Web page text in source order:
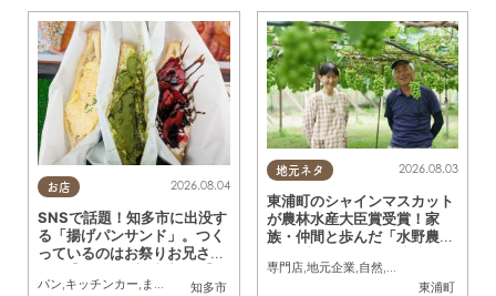
お店
知多市
2026.08.04
SNSで話題！知多市に出没す
る「揚げパンサンド」。つく
っているのはお祭りお兄さ
パン,キッチンカー, まちネタ ,ちたまる調査隊
地元ネタ
東浦町
2026.08.03
東浦町のシャインマスカット
が農林水産大臣賞受賞！家
族・仲間と歩んだ「水野農
専門店,地元企業,自然,まちネタ